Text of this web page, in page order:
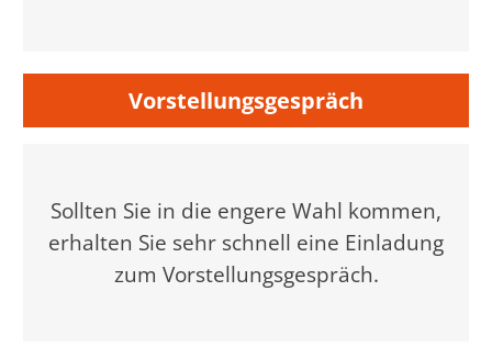
Vorstellungsgespräch
Sollten Sie in die engere Wahl kommen,
erhalten Sie sehr schnell eine Einladung
zum Vorstellungsgespräch.